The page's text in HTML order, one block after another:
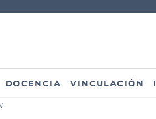
DOCENCIA VINCULACIÓN